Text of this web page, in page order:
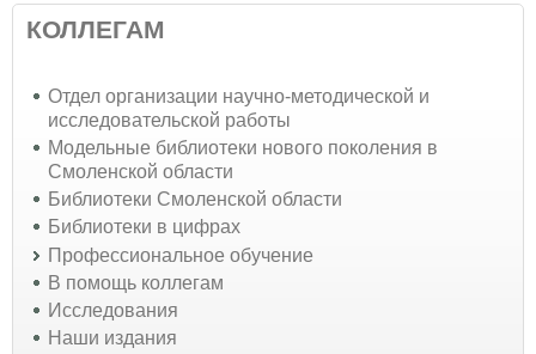
КОЛЛЕГАМ
Отдел организации научно-методической и
исследовательской работы
Модельные библиотеки нового поколения в
Смоленской области
Библиотеки Смоленской области
Библиотеки в цифрах
Профессиональное обучение
В помощь коллегам
Исследования
Наши издания